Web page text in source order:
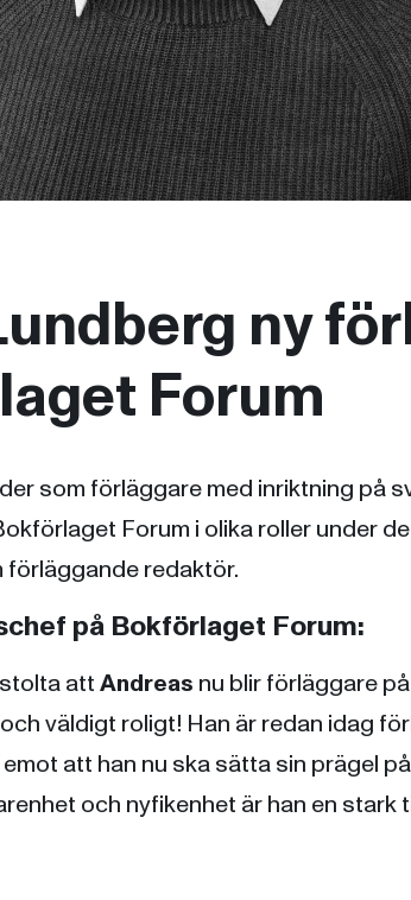
ny
Forum
som förläggare med inriktning på
Forum i olika roller under
redaktör.
på Bokförlaget Forum:
attAndreas nu blir förläggare
väldigt roligt! Han är redan idag
att han nu ska sätta sin prägel
och nyfikenhet är han en stark